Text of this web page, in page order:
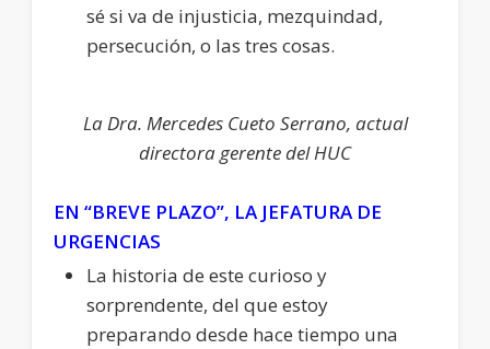
sé si va de injusticia, mezquindad,
persecución, o las tres cosas.
La Dra. Mercedes Cueto Serrano, actual
directora gerente del HUC
EN “BREVE PLAZO”, LA JEFATURA DE
URGENCIAS
La historia de este curioso y
sorprendente, del que estoy
preparando desde hace tiempo una